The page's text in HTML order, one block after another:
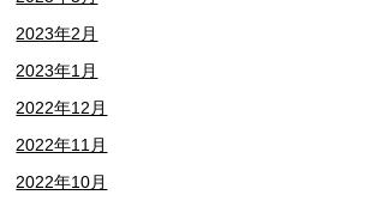
2023年2月
2023年1月
2022年12月
2022年11月
2022年10月